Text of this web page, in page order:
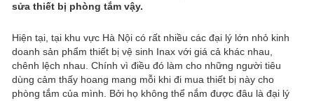
sửa thiết bị phòng tắm vậy.
Hiện tại, tại khu vực Hà Nội có rất nhiều các đại lý lớn nhỏ kinh
doanh sản phẩm thiết bị vệ sinh Inax với giá cả khác nhau,
chênh lệch nhau. Chính vì điều đó làm cho những người tiêu
dùng cảm thấy hoang mang mỗi khi đi mua thiết bị này cho
phòng tắm của mình. Bởi họ không thể nắm được đâu là đại lý